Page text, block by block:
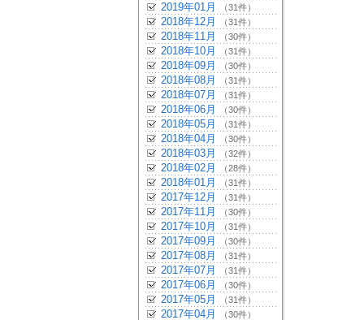
2019年01月 （31件）
2018年12月 （31件）
2018年11月 （30件）
2018年10月 （31件）
2018年09月 （30件）
2018年08月 （31件）
2018年07月 （31件）
2018年06月 （30件）
2018年05月 （31件）
2018年04月 （30件）
2018年03月 （32件）
2018年02月 （28件）
2018年01月 （31件）
2017年12月 （31件）
2017年11月 （30件）
2017年10月 （31件）
2017年09月 （30件）
2017年08月 （31件）
2017年07月 （31件）
2017年06月 （30件）
2017年05月 （31件）
2017年04月 （30件）